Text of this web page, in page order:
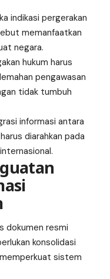
indikasi pergerakan
memanfaatkan
negara.
hukum harus
pengawasan
tidak tumbuh
informasi antara
diarahkan pada
dokumen resmi
konsolidasi
sistem